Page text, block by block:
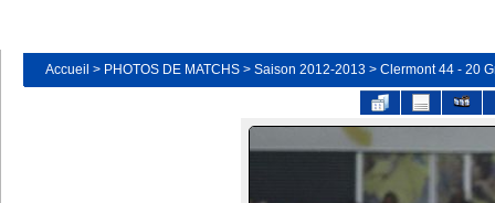
Accueil > PHOTOS DE MATCHS > Saison 2012-2013 > Clermont 44 - 20